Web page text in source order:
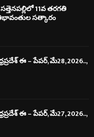
11వ తరగతి
సత్కారం
ఈ – పేపర్, మే28, 2026..,
ఈ – పేపర్, మే27, 2026..,